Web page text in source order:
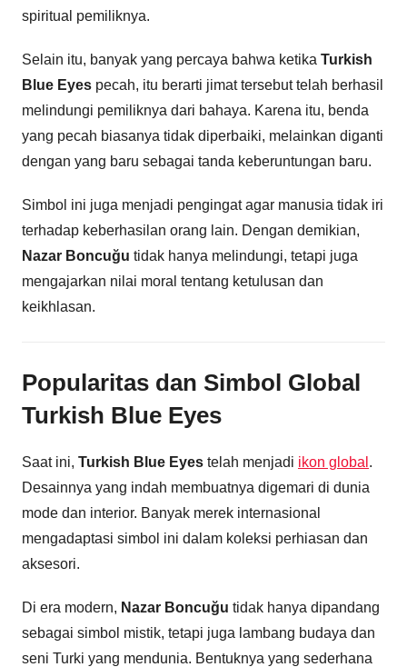
spiritual pemiliknya.
Selain itu, banyak yang percaya bahwa ketika Turkish
Blue Eyes pecah, itu berarti jimat tersebut telah berhasil
melindungi pemiliknya dari bahaya. Karena itu, benda
yang pecah biasanya tidak diperbaiki, melainkan diganti
dengan yang baru sebagai tanda keberuntungan baru.
Simbol ini juga menjadi pengingat agar manusia tidak iri
terhadap keberhasilan orang lain. Dengan demikian,
Nazar Boncuğu tidak hanya melindungi, tetapi juga
mengajarkan nilai moral tentang ketulusan dan
keikhlasan.
Popularitas dan Simbol Global
Turkish Blue Eyes
Saat ini, Turkish Blue Eyes telah menjadi ikon global .
Desainnya yang indah membuatnya digemari di dunia
mode dan interior. Banyak merek internasional
mengadaptasi simbol ini dalam koleksi perhiasan dan
aksesori.
Di era modern, Nazar Boncuğu tidak hanya dipandang
sebagai simbol mistik, tetapi juga lambang budaya dan
seni Turki yang mendunia. Bentuknya yang sederhana